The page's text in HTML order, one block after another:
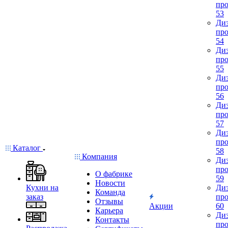
Каталог
Кухни на
заказ
Компания
О фабрике
Новости
Команда
Отзывы
Карьера
Контакты
Акции
53
54
55
56
57
58
59
60